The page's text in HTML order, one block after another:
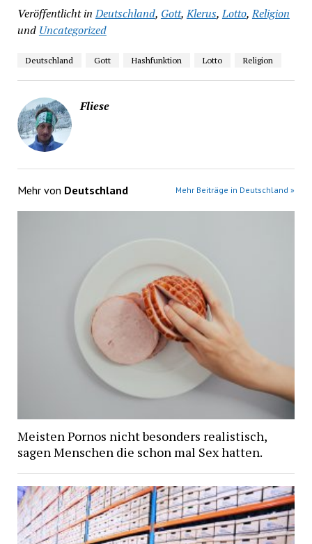
Veröffentlicht in Deutschland, Gott,Klerus,Lotto,Religion
und Uncategorized
Deutschland Gott Hashfunktion Lotto Religion
Fliese
Mehr von Deutschland Mehr Beiträge in Deutschland »
Meisten Pornos nicht besonders realistisch,
sagen Menschen die schon mal Sex hatten.